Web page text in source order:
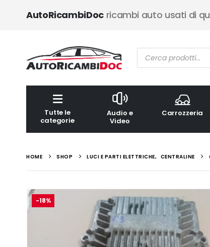
AutoRicambiDocricambi auto usati di
Ricerca
prodotti
Tutte le
categorie
Audio e
Video
Carrozzeria
HOME SHOP LUCI E PARTI ELETTRICHE, CENTRALINE
-18%